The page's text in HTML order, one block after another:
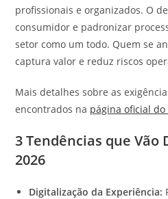
profissionais e organizados. O
consumidor e padronizar
setor como um todo. Quem se
captura valor e reduz riscos
Mais detalhes sobre as
encontrados na página oficial do
3 Tendências que Vão
2026
Digitalização da Experiência: